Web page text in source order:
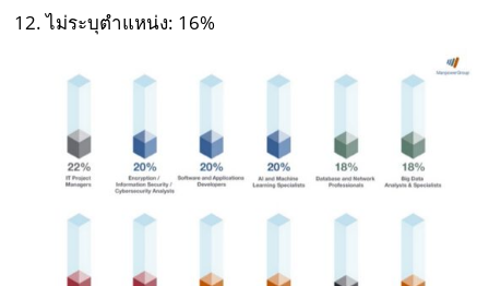
12. ไม่ระบุตำแหน่ง: 16%